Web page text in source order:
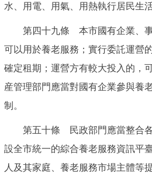
水、用電、用氣、用熱執行居民生
第四十九條 本市國有企業、事
可以用於養老服務；實行委託運營
確定租期；運營方有較大投入的，
産管理部門應當對國有企業參與養
制。
第五十條 民政部門應當整合各
設全市統一的綜合養老服務資訊平
人及其家庭、養老服務市場主體等